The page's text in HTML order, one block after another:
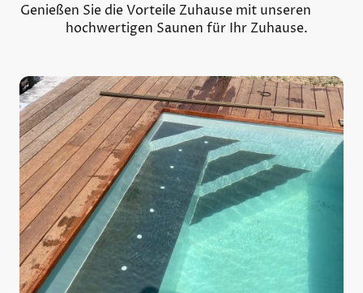
Genießen Sie die Vorteile Zuhause mit unseren
hochwertigen Saunen für Ihr Zuhause.